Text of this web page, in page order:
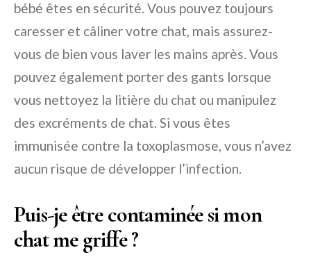
bébé êtes en sécurité. Vous pouvez toujours
caresser et câliner votre chat, mais assurez-
vous de bien vous laver les mains après. Vous
pouvez également porter des gants lorsque
vous nettoyez la litière du chat ou manipulez
des excréments de chat. Si vous êtes
immunisée contre la toxoplasmose, vous n’avez
aucun risque de développer l’infection.
Puis-je être contaminée si mon
chat me griffe ?